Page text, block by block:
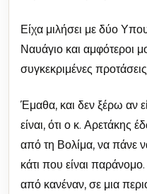
Είχα μιλήσει με δύο
Ναυάγιο και αμφότεροι
συγκεκριμένες
Έμαθα, και δεν ξέρω αν
είναι, ότι ο κ. Αρετάκης
από τη Βολίμα, να πάνε
κάτι που είναι παράνομο.
από κανέναν, σε μια